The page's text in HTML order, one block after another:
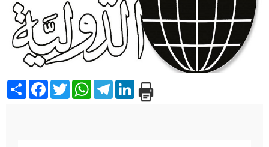
Share Facebook
TwitterWhatsAppTelegramLinkedIn